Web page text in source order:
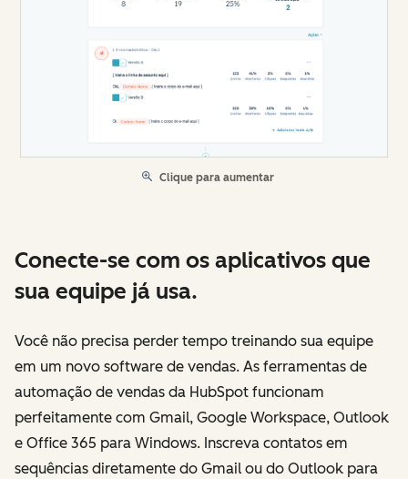
Clique para aumentar
Conecte-se com os aplicativos que
sua equipe já usa.
Você não precisa perder tempo treinando sua equipe
em um novo software de vendas. As ferramentas de
automação de vendas da HubSpot funcionam
perfeitamente com Gmail, Google Workspace, Outlook
e Office 365 para Windows. Inscreva contatos em
sequências diretamente do Gmail ou do Outlook para